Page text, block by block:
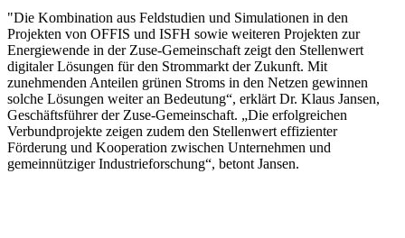
"Die Kombination aus Feldstudien und Simulationen in den
Projekten von OFFIS und ISFH sowie weiteren Projekten zur
Energiewende in der Zuse-Gemeinschaft zeigt den Stellenwert
digitaler Lösungen für den Strommarkt der Zukunft. Mit
zunehmenden Anteilen grünen Stroms in den Netzen gewinnen
solche Lösungen weiter an Bedeutung“, erklärt Dr. Klaus Jansen,
Geschäftsführer der Zuse-Gemeinschaft. „Die erfolgreichen
Verbundprojekte zeigen zudem den Stellenwert effizienter
Förderung und Kooperation zwischen Unternehmen und
gemeinnütziger Industrieforschung“, betont Jansen.